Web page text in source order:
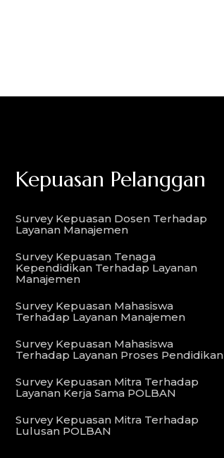
Kepuasan Pelanggan
Survey Kepuasan Dosen Terhadap
Layanan Manajemen
Survey Kepuasan Tenaga
Kependidikan Terhadap Layanan
Manajemen
Survey Kepuasan Mahasiswa
Terhadap Layanan Manajemen
Survey Kepuasan Mahasiswa
Terhadap Layanan Proses Pendidikan
Survey Kepuasan Mitra Terhadap
Layanan Kerja Sama POLBAN
Survey Kepuasan Mitra Terhadap
Lulusan POLBAN